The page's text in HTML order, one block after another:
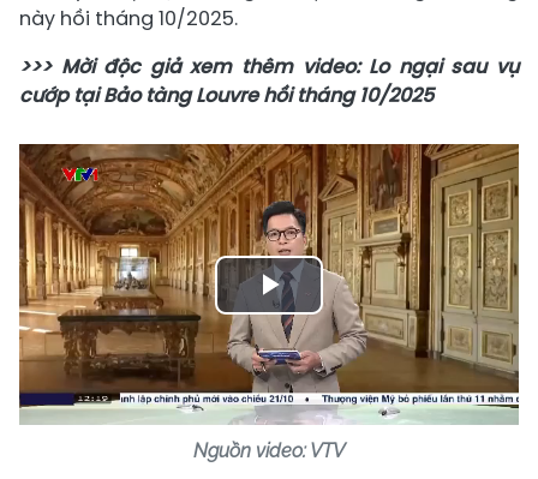
này hồi tháng 10/2025.
>>> Mời độc giả xem thêm video: Lo ngại sau vụ
cướp tại Bảo tàng Louvre hồi tháng 10/2025
Play
Video
Nguồn video: VTV